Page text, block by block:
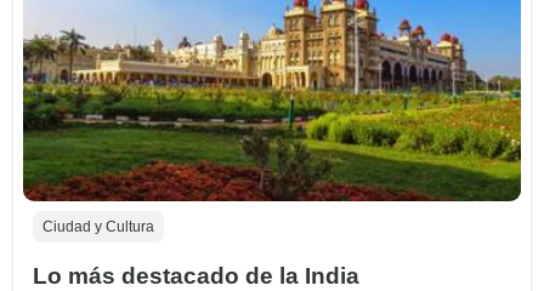
Ciudad y Cultura
Lo más destacado de la India